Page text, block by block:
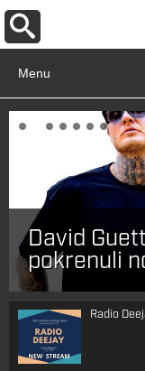
Menu
David
pokrenuli
Radio